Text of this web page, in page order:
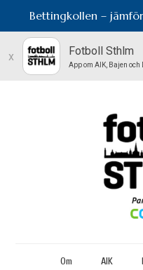
Bettingkollen –
x Fotboll Sthlm
App om AIK, Bajen
Om AIK